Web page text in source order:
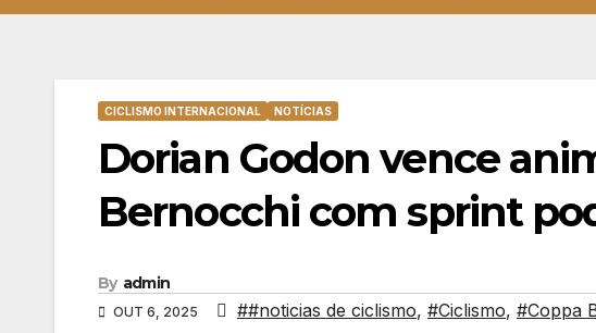
CICLISMO INTERNACIONAL NOTÍCIAS
Dorian Godon vence
Bernocchi com sprint
By admin
OUT 6, 2025 ##noticias de ciclismo, #Ciclismo, #Coppa